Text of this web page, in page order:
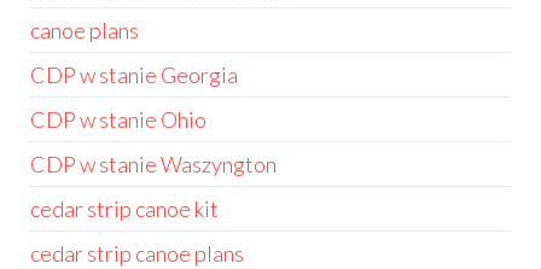
canoe plans
CDP w stanie Georgia
CDP w stanie Ohio
CDP w stanie Waszyngton
cedar strip canoe kit
cedar strip canoe plans